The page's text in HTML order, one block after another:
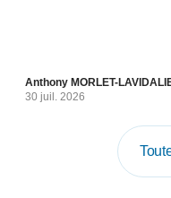
Anthony MORLET-
30 juil. 2026